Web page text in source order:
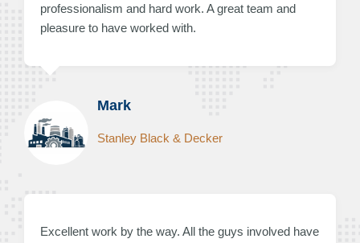
professionalism and hard work. A great team and
pleasure to have worked with.
Mark
Stanley Black & Decker
Excellent work by the way. All the guys involved have